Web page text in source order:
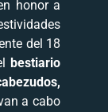
honor a
del 18
bestiario
a cabo